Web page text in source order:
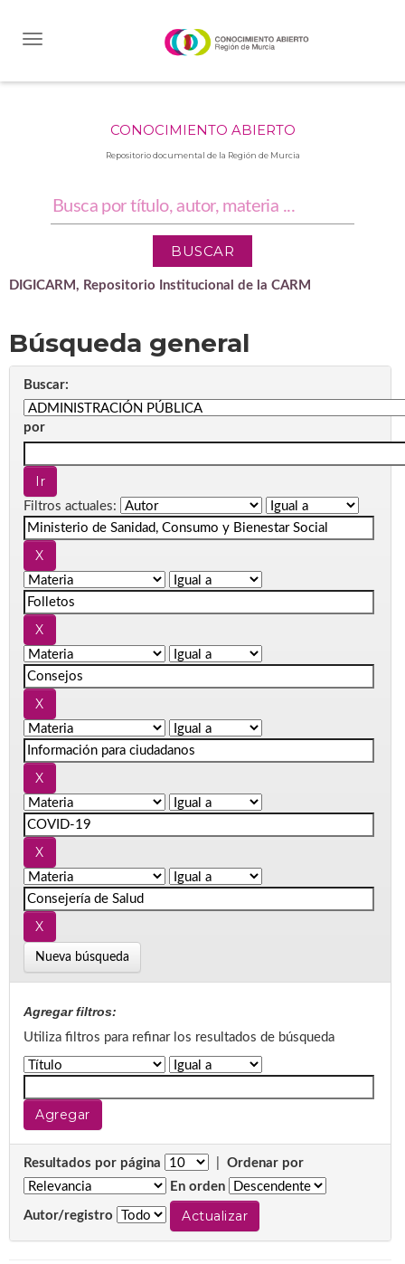
CONOCIMIENTO ABIERTO
Repositorio documental de la Región de Murcia
DIGICARM, Repositorio Institucional de la CARM
Búsqueda general
Buscar:
por
Filtros actuales:
Nueva búsqueda
Agregar filtros:
Utiliza filtros para refinar los resultados de búsqueda
Resultados por página
Ordenar por
En orden
Autor/registro